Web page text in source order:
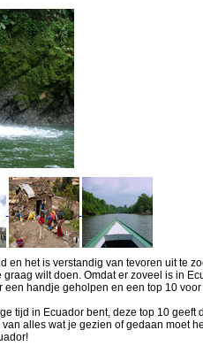
en het is verstandig van tevoren uit te
wilt doen. Omdat er zoveel is in
een handje geholpen en een top 10 voor
tijd in Ecuador bent, deze top 10 geeft
alles wat je gezien of gedaan moet